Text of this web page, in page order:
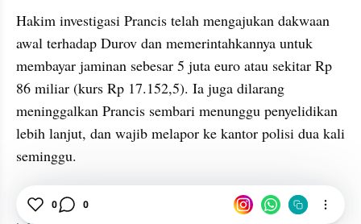
Hakim investigasi Prancis telah mengajukan dakwaan
awal terhadap Durov dan memerintahkannya untuk
membayar jaminan sebesar 5 juta euro atau sekitar Rp
86 miliar (kurs Rp 17.152,5). Ia juga dilarang
meninggalkan Prancis sembari menunggu penyelidikan
lebih lanjut, dan wajib melapor ke kantor polisi dua kali
seminggu.
Pavel Durov
0 0